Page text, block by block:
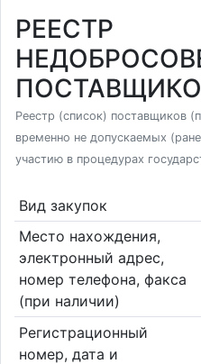
РЕЕСТР
Реестр (список) поставщиков
временно не допускаемых
участию в процедурах
Вид закупок
Место нахождения,
электронный адрес,
номер телефона, факса
(при наличии)
Регистрационный
номер, дата и